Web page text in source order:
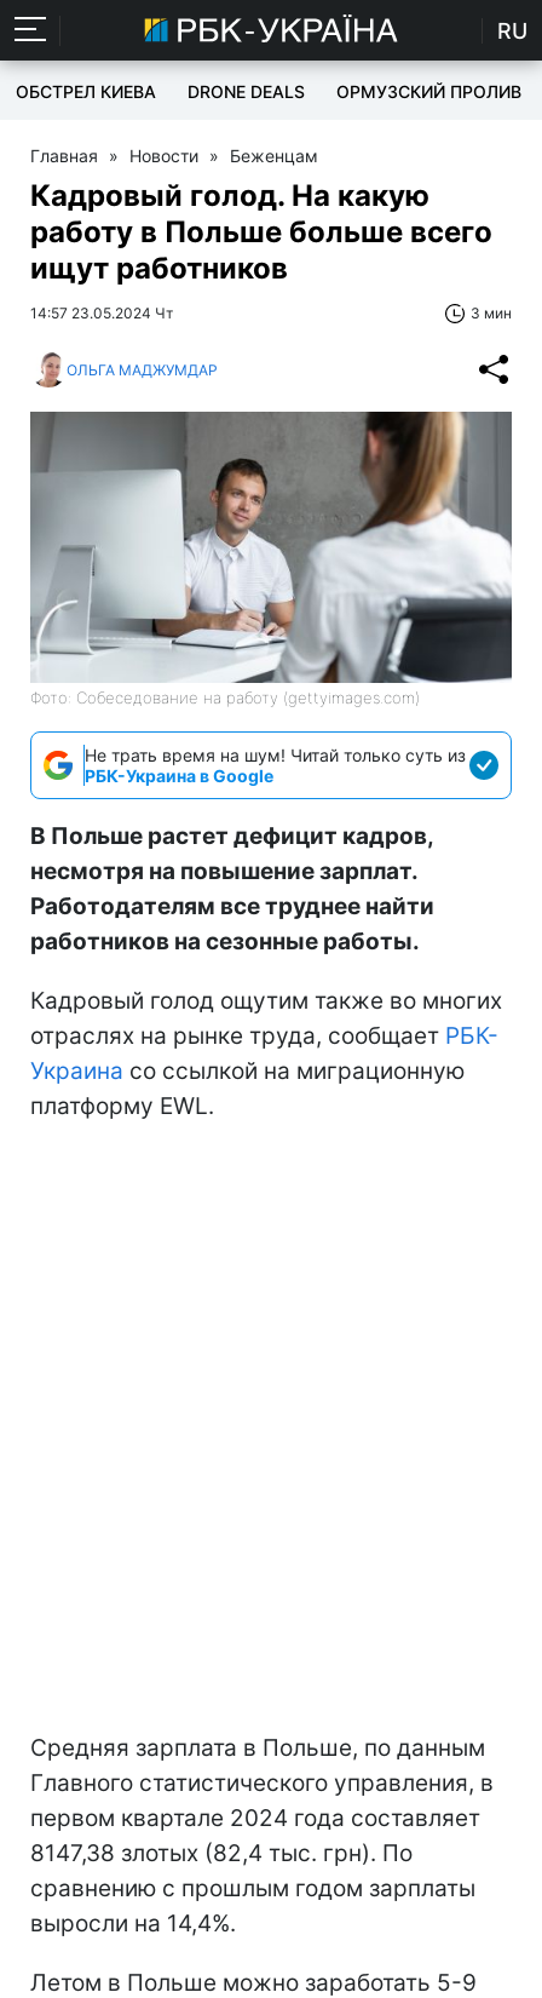
RU
ОБСТРЕЛ КИЕВА DRONE DEALS ОРМУЗСКИЙ ПРОЛИВ
Главная » Новости » Беженцам
Кадровый голод. На какую
работу в Польше больше всего
ищут работников
14:57 23.05.2024 Чт 3 мин
ОЛЬГА МАДЖУМДАР
Фото: Собеседование на работу (gettyimages.com)
Не трать время на шум! Читай только суть из
РБК-Украина в Google
В Польше растет дефицит кадров,
несмотря на повышение зарплат.
Работодателям все труднее найти
работников на сезонные работы.
Кадровый голод ощутим также во многих
отраслях на рынке труда, сообщает РБК-
Украина со ссылкой на миграционную
платформу EWL.
Средняя зарплата в Польше, по данным
Главного статистического управления, в
первом квартале 2024 года составляет
8147,38 злотых (82,4 тыс. грн). По
сравнению с прошлым годом зарплаты
выросли на 14,4%.
Летом в Польше можно заработать 5-9